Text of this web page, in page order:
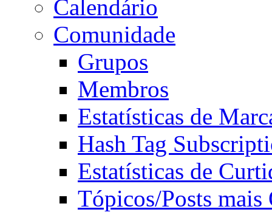
Calendário
Comunidade
Grupos
Membros
Estatísticas de
Hash Tag
Estatísticas de
Tópicos/Posts mais